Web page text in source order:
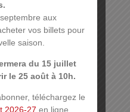
à 1 mois
jeudi et
aux
vos billets pour
saison.
du 15 juillet
le 25 août à 10h.
téléchargez le
2026-27 en ligne